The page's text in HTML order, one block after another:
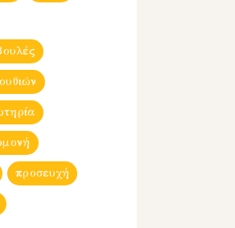
προσευχή